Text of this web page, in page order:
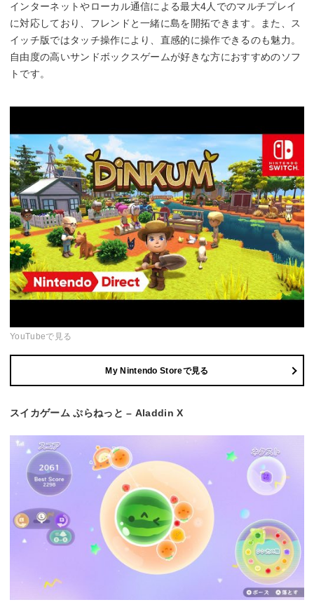
インターネットやローカル通信による最大4人でのマルチプレイ
に対応しており、フレンドと一緒に島を開拓できます。また、ス
イッチ版ではタッチ操作により、直感的に操作できるのも魅力。
自由度の高いサンドボックスゲームが好きな方におすすめのソフ
トです。
YouTubeで見る
My Nintendo Storeで見る
スイカゲーム ぷらねっと – Aladdin X